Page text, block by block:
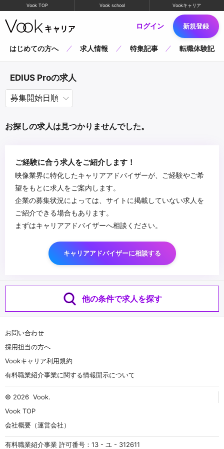
Vook TOP Vook school Vookキャリア
ログイン 新規登録
はじめての方へ 求人情報 特集記事 転職体験記
EDIUS Proの求人
お探しの求人は見つかりませんでした。
ご経験に合う求人をご紹介します！
映像業界に特化したキャリアアドバイザーが、ご経験やご希
望をもとに求人をご案内します。
企業の募集状況によっては、サイトに掲載していない求人を
ご紹介できる場合もあります。
まずはキャリアアドバイザーへ相談ください。
キャリアアドバイザーに相談する
他の条件で求人を探す
お問い合わせ
採用担当の方へ
Vookキャリア利用規約
有料職業紹介事業に関する情報開示について
© 2026 Vook.
Vook TOP
会社概要（運営会社）
有料職業紹介事業 許可番号：13 - ユ - 312611